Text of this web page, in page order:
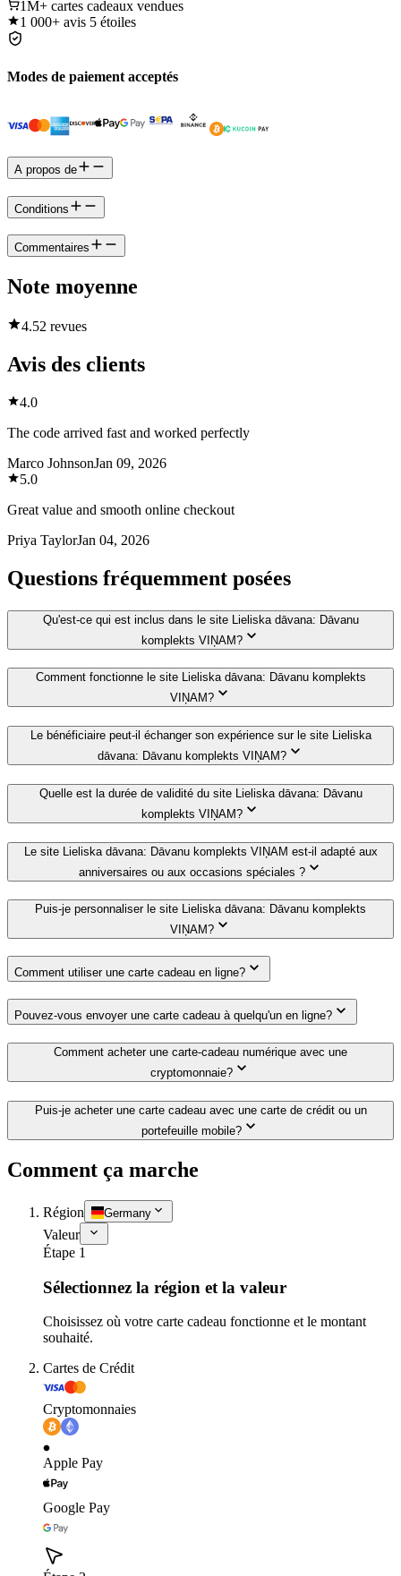
1M+ cartes cadeaux vendues
1 000+ avis 5 étoiles
Modes de paiement acceptés
A propos de
Conditions
Commentaires
Note moyenne
4.52 revues
Avis des clients
4.0
The code arrived fast and worked perfectly
Marco JohnsonJan 09, 2026
5.0
Great value and smooth online checkout
Priya TaylorJan 04, 2026
Questions fréquemment posées
Qu'est-ce qui est inclus dans le site Lieliska dāvana: Dāvanu
komplekts VIŅAM?
Comment fonctionne le site Lieliska dāvana: Dāvanu komplekts
VIŅAM?
Le bénéficiaire peut-il échanger son expérience sur le site Lieliska
dāvana: Dāvanu komplekts VIŅAM?
Quelle est la durée de validité du site Lieliska dāvana: Dāvanu
komplekts VIŅAM?
Le site Lieliska dāvana: Dāvanu komplekts VIŅAM est-il adapté aux
anniversaires ou aux occasions spéciales ?
Puis-je personnaliser le site Lieliska dāvana: Dāvanu komplekts
VIŅAM?
Comment utiliser une carte cadeau en ligne?
Pouvez-vous envoyer une carte cadeau à quelqu'un en ligne?
Comment acheter une carte-cadeau numérique avec une
cryptomonnaie?
Puis-je acheter une carte cadeau avec une carte de crédit ou un
portefeuille mobile?
Comment ça marche
Région Germany
Valeur
Étape 1
Sélectionnez la région et la valeur
Choisissez où votre carte cadeau fonctionne et le montant
souhaité.
Cartes de Crédit
Cryptomonnaies
Apple Pay
Google Pay